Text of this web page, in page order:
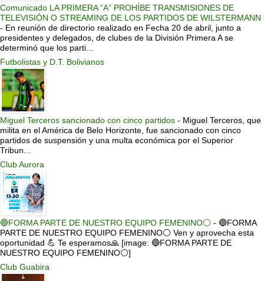
Comunicado LA PRIMERA “A” PROHÍBE TRANSMISIONES DE
TELEVISIÓN O STREAMING DE LOS PARTIDOS DE WILSTERMANN
- En reunión de directorio realizado en Fecha 20 de abril, junto a
presidentes y delegados, de clubes de la División Primera A se
determinó que los parti...
Futbolistas y D.T. Bolivianos
Miguel Terceros sancionado con cinco partidos - Miguel Terceros, que
milita en el América de Belo Horizonte, fue sancionado con cinco
partidos de suspensión y una multa económica por el Superior
Tribun...
Club Aurora
🔵FORMA PARTE DE NUESTRO EQUIPO FEMENINO⚪ - 🔵FORMA
PARTE DE NUESTRO EQUIPO FEMENINO⚪ Ven y aprovecha esta
oportunidad 💪 Te esperamos🙏 [image: 🔵FORMA PARTE DE
NUESTRO EQUIPO FEMENINO⚪]
Club Guabira